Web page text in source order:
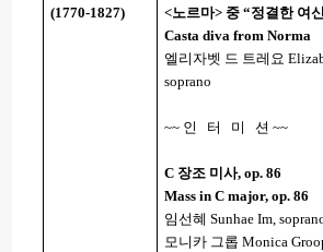
(1770-1827)
<노르마> 중 “정결한 여
Casta diva from Norma
엘리자벳 드 트레요
soprano
~~ 인 터 미 션 ~~
C 장조 미사, op. 86
Mass in C major, op. 86
임선혜 Sunhae Im,
모니카 그롭 Monica